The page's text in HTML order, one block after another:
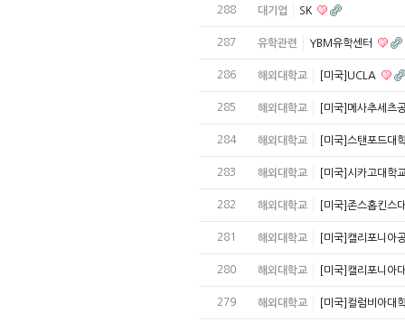
288 대기업 SK
287 유학관련 YBM유학센터
286 해외대학교 [미국]UCLA
285 해외대학교 [미국]메사추세츠
284 해외대학교 [미국]스탠포드대
283 해외대학교 [미국]시카고대학
282 해외대학교 [미국]존스홉킨스
281 해외대학교 [미국]캘리포니아
280 해외대학교 [미국]캘리포니아
279 해외대학교 [미국]컬럼비아대